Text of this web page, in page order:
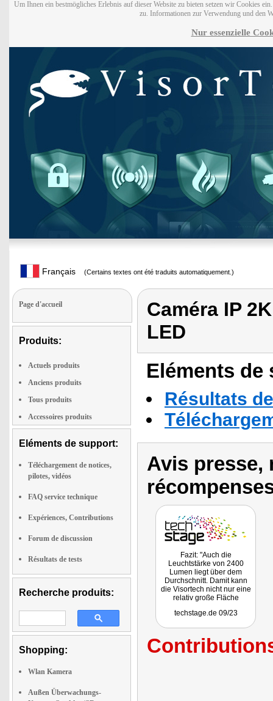
Um Ihnen ein bestmögliches Erlebnis auf dieser Website zu bieten setzen wir Cookies
zu. Informationen zur Verwendung und den
Nur essenzielle
Français (Certains textes ont été traduits automatiquement.)
Page d'accueil
Produits:
Actuels produits
Anciens produits
Tous produits
Accessoires produits
Eléments de support:
Téléchargement de notices,
pilotes, vidéos
FAQ service technique
Expériences, Contributions
Forum de discussion
Résultats de tests
Recherche produits:
Shopping:
Wlan Kamera
Außen Überwachungs-
Caméra IP
LED
Eléments
Résultats
Avis presse,
Fazit: "Auch die
Leuchtstärke von 2400
Lumen liegt über dem
Durchschnitt. Damit kann
die Visortech nicht nur eine
relativ große Fläche
nachts Videos in Farbe
Plattform und kann so mit
anderen Smart-Home-
techstage.de 09/23